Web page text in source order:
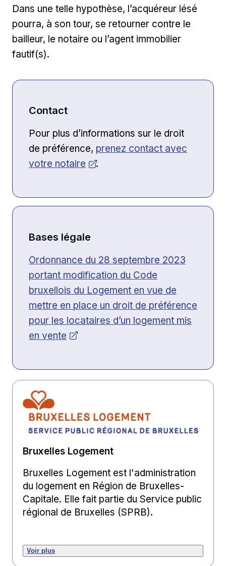
Dans une telle hypothèse, l’acquéreur lésé
pourra, à son tour, se retourner contre le
bailleur, le notaire ou l’agent immobilier
fautif(s).
Contact
Pour plus d’informations sur le droit
de préférence, Ouvrir dans une nouvelle
prenez contact avec
votre notaire
.
Bases légale
Ouvrir dans une nouvelle fenêtre
Ordonnance du 28 septembre 2023
portant modification du Code
bruxellois du Logement en vue de
mettre en place un droit de préférence
pour les locataires d’un logement mis
en vente
Bruxelles Logement
Bruxelles Logement est l'administration
du logement en Région de Bruxelles-
Capitale. Elle fait partie du Service public
régional de Bruxelles (SPRB).
Voir plus